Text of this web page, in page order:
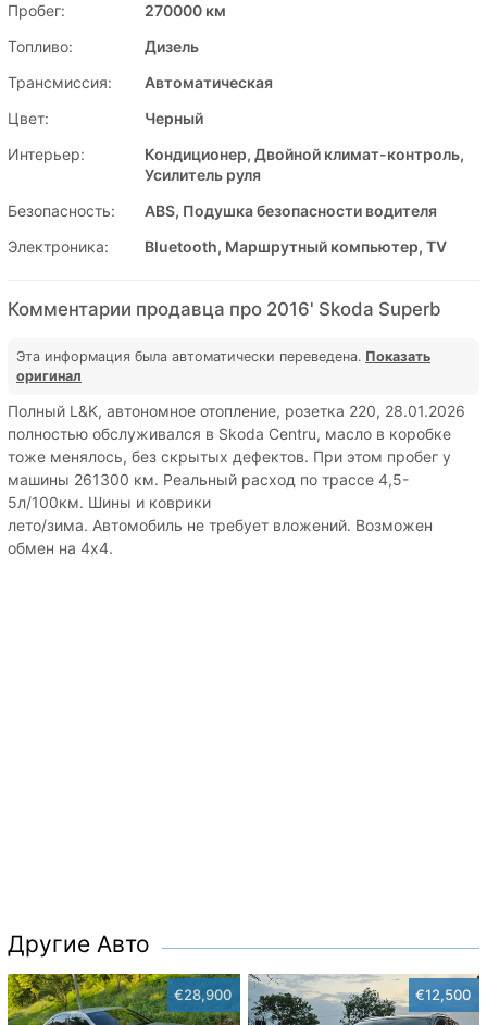
Пробег:
270000 км
Топливо:
Дизель
Трансмиссия:
Автоматическая
Цвет:
Черный
Интерьер:
Кондиционер, Двойной климат-контроль,
Усилитель руля
Безопасность:
ABS, Подушка безопасности водителя
Электроника:
Bluetooth, Маршрутный компьютер, TV
Комментарии продавца про 2016' Skoda Superb
Эта информация была автоматически переведена. Показать
оригинал
Полный L&K, автономное отопление, розетка 220, 28.01.2026
полностью обслуживался в Skoda Centru, масло в коробке
тоже менялось, без скрытых дефектов. При этом пробег у
машины 261300 км. Реальный расход по трассе 4,5-
5л/100км. Шины и коврики
лето/зима. Автомобиль не требует вложений. Возможен
обмен на 4х4.
Другие Авто
€28,900 €12,500